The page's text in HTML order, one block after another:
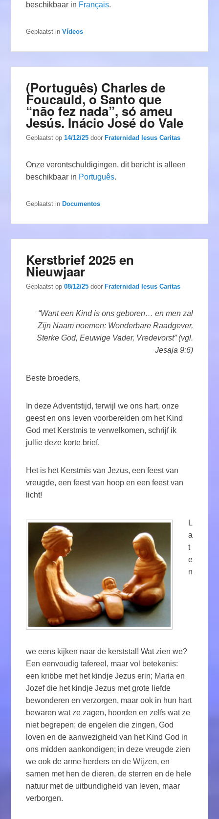
beschikbaar in Français.
Geplaatst in Vídeos
(Português) Charles de
Foucauld, o Santo que
“nāo fez nada”, só ameu
Jesús. Inácio José do Vale
Geplaatst op14/12/25 door Fraternidad Iesus Caritas
Onze verontschuldigingen, dit bericht is alleen
beschikbaar in Português.
Geplaatst in Documentos
Kerstbrief 2025 en
Nieuwjaar
Geplaatst op08/12/25 door Fraternidad Iesus Caritas
“Want een Kind is ons geboren… en men zal
Zijn Naam noemen: Wonderbare Raadgever,
Sterke God, Eeuwige Vader, Vredevorst” (vgl.
Jesaja 9:6)
Beste broeders,
In deze Adventstijd, terwijl we ons hart, onze
geest en ons leven voorbereiden om het Kind
God met Kerstmis te verwelkomen, schrijf ik
jullie deze korte brief.
Het is het Kerstmis van Jezus, een feest van
vreugde, een feest van hoop en een feest van
licht!
L
a
t
e
n
we eens kijken naar de kerststal! Wat zien we?
Een eenvoudig tafereel, maar vol betekenis:
een kribbe met het kindje Jezus erin; Maria en
Jozef die het kindje Jezus met grote liefde
bewonderen en verzorgen, maar ook in hun hart
bewaren wat ze zagen, hoorden en zelfs wat ze
niet begrepen; de engelen die zingen, God
loven en de aanwezigheid van het Kind God in
ons midden aankondigen; in deze vreugde zien
we ook de arme herders en de Wijzen, en
samen met hen de dieren, de sterren en de hele
natuur met de uitbundigheid van leven, maar
verborgen.